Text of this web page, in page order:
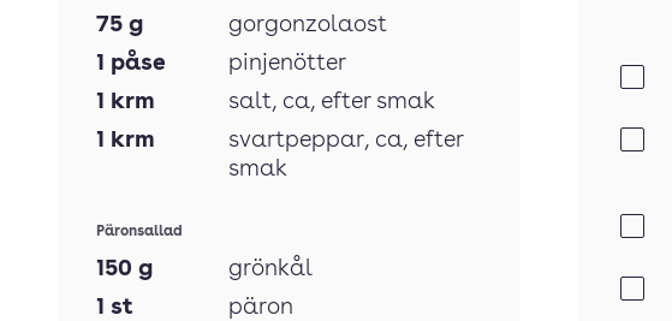
75 g
gorgonzolaost
1 påse
pinjenötter
1 krm salt, ca, efter smak
1 krm svartpeppar, ca, efter
smak
Päronsallad
150 g
grönkål
1 st
päron